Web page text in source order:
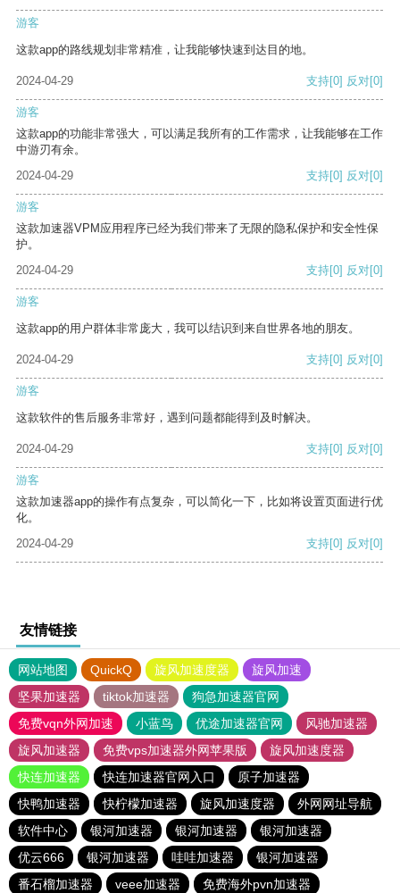
游客
这款app的路线规划非常精准，让我能够快速到达目的地。
2024-04-29 支持[0] 反对[0]
游客
这款app的功能非常强大，可以满足我所有的工作需求，让我能够在工作
中游刃有余。
2024-04-29
支持[0] 反对[0]
游客
这款加速器VPM应用程序已经为我们带来了无限的隐私保护和安全性保
护。
2024-04-29
支持[0] 反对[0]
游客
这款app的用户群体非常庞大，我可以结识到来自世界各地的朋友。
2024-04-29 支持[0] 反对[0]
游客
这款软件的售后服务非常好，遇到问题都能得到及时解决。
2024-04-29 支持[0] 反对[0]
游客
这款加速器app的操作有点复杂，可以简化一下，比如将设置页面进行优
化。
2024-04-29
支持[0] 反对[0]
友情链接
网站地图 QuickQ 旋风加速度器
旋风加速
坚果加速器
tiktok加速器
狗急加速器官网
免费vqn外网加速
小蓝鸟 优途加速器官网
风驰加速器
旋风加速器
免费vps加速器外网苹果版
旋风加速度器
快连加速器
快连加速器官网入口
原子加速器
快鸭加速器
快柠檬加速器 旋风加速度器
外网网址导航
软件中心
银河加速器 银河加速器
银河加速器
优云666
银河加速器 哇哇加速器
银河加速器
番石榴加速器
veee加速器 免费海外pvn加速器